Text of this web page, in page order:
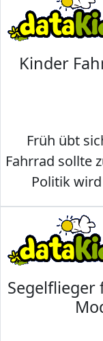
Kinder
Früh übt
Fahrrad sollte
Politik